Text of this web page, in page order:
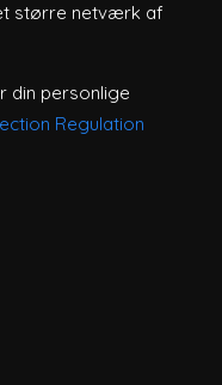
større netværk af
din personlige
Regulation